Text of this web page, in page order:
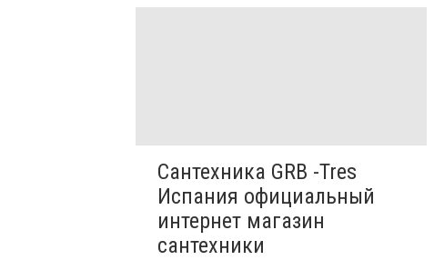
Сантехника GRB -Tres
Испания официальный
интернет магазин
сантехники